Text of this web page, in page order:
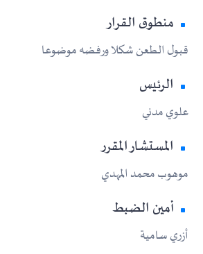
منطوق القرار
قبول الطعن شكلا ورفضه موضوعا
الرئيس
علوي مدني
المستشار المقرر
موهوب محمد المهدي
أمين الضبط
أزري سامية